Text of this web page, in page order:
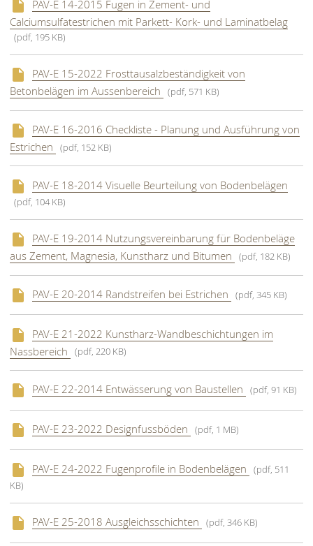
PAV-E 14-2015 Fugen in Zement- und
Calciumsulfatestrichen mit Parkett- Kork- und Laminatbelag
(pdf, 195 KB)
PAV-E 15-2022 Frosttausalzbeständigkeit von
Betonbelägen im Aussenbereich
(pdf, 571 KB)
PAV-E 16-2016 Checkliste - Planung und Ausführung von
Estrichen
(pdf, 152 KB)
PAV-E 18-2014 Visuelle Beurteilung von Bodenbelägen
(pdf, 104 KB)
PAV-E 19-2014 Nutzungsvereinbarung für Bodenbeläge
aus Zement, Magnesia, Kunstharz und Bitumen
(pdf, 182 KB)
PAV-E 20-2014 Randstreifen bei Estrichen (pdf, 345 KB)
PAV-E 21-2022 Kunstharz-Wandbeschichtungen im
Nassbereich
(pdf, 220 KB)
PAV-E 22-2014 Entwässerung von Baustellen (pdf, 91 KB)
PAV-E 23-2022 Designfussböden (pdf, 1 MB)
PAV-E 24-2022 Fugenprofile in Bodenbelägen
(pdf, 511
KB)
PAV-E 25-2018 Ausgleichsschichten (pdf, 346 KB)